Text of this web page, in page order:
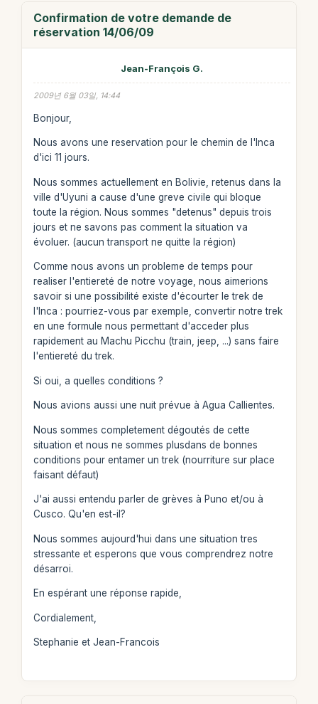
Confirmation de votre demande de
réservation 14/06/09
Jean-François G.
2009년 6월 03일, 14:44
Bonjour,
Nous avons une reservation pour le chemin de l'Inca
d'ici 11 jours.
Nous sommes actuellement en Bolivie, retenus dans la
ville d'Uyuni a cause d'une greve civile qui bloque
toute la région. Nous sommes "detenus" depuis trois
jours et ne savons pas comment la situation va
évoluer. (aucun transport ne quitte la région)
Comme nous avons un probleme de temps pour
realiser l'entiereté de notre voyage, nous aimerions
savoir si une possibilité existe d'écourter le trek de
l'Inca : pourriez-vous par exemple, convertir notre trek
en une formule nous permettant d'acceder plus
rapidement au Machu Picchu (train, jeep, ...) sans faire
l'entiereté du trek.
Si oui, a quelles conditions ?
Nous avions aussi une nuit prévue à Agua Callientes.
Nous sommes completement dégoutés de cette
situation et nous ne sommes plusdans de bonnes
conditions pour entamer un trek (nourriture sur place
faisant défaut)
J'ai aussi entendu parler de grèves à Puno et/ou à
Cusco. Qu'en est-il?
Nous sommes aujourd'hui dans une situation tres
stressante et esperons que vous comprendrez notre
désarroi.
En espérant une réponse rapide,
Cordialement,
Stephanie et Jean-Francois